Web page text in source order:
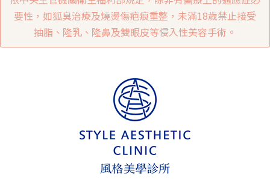
要性，如狐臭治療及燒燙傷疤痕重整，未滿18歲禁止接受
抽脂、隆乳、隆鼻及雙眼皮等侵入性美容手術。